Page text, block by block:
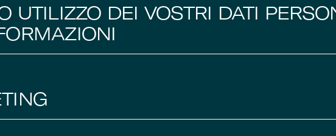
UTILIZZO DEI VOSTRI DATI